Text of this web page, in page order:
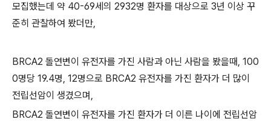
모집했는데 약 40-69세의 2932명 환자를 대상으로 3년 이상 꾸
준히 관찰하여 봤더만,
BRCA2 돌연변이 유전자를 가진 사람과 아닌 사람을 봤을때, 100
0명당 19.4명, 12명으로 BRCA2 유전자를 가진 환자가 더 많이
전립선암이 생겼으며,
BRCA2 돌연변이 유전자를 가진 환자가 더 이른 나이에 전립선암